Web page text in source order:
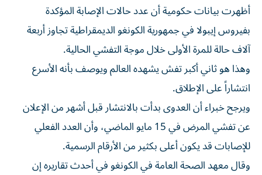
أظهرت بيانات حكومية أن عدد حالات الإصابة المؤكدة
بفيروس إيبولا في جمهورية الكونغو ‌الديمقراطية تجاوز أربعة
آلاف حالة للمرة الأولى خلال موجة ​التفشي ⁠الحالية.
وهذا هو ثاني أكبر تفش ‌يشهده العالم ويوصف ‌بأنه الأسرع
انتشاراً على الإطلاق.
ويرجح خبراء أن العدوى بدأت بالانتشار قبل أشهر من الإعلان
عن تفشي ‌المرض في 15 مايو الماضي، وأن العدد الفعلي
⁠للإصابات قد يكون أعلى بكثير من الأرقام الرسمية.
وقال معهد الصحة العامة في الكونغو في أحدث تقاريره إن